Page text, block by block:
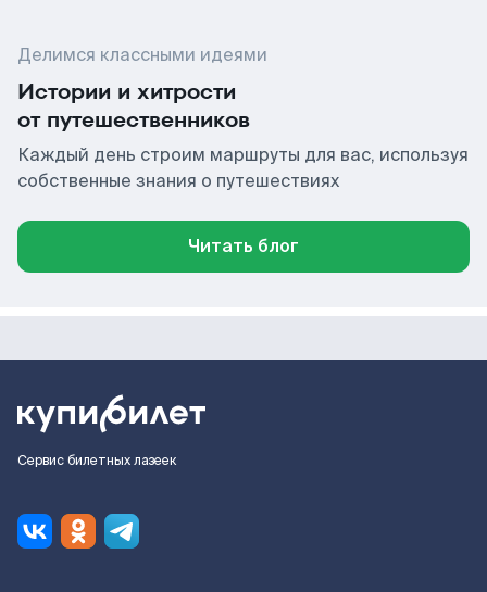
Делимся классными идеями
Истории и хитрости
от путешественников
Каждый день строим маршруты для вас, используя
собственные знания о путешествиях
Читать блог
Сервис билетных лазеек